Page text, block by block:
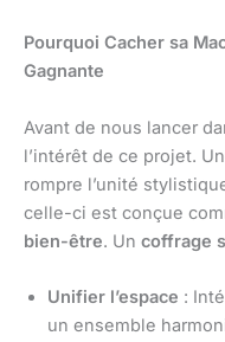
Pourquoi Cacher sa
Gagnante
Avant de nous lancer
l’intérêt de ce projet.
rompre l’unité
celle-ci est conçue
bien-être. Un coffrage
Unifier l’espace :
un ensemble